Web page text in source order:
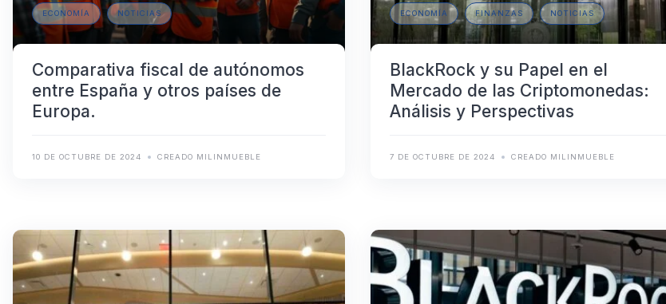
ECONOMÍA NOTICIAS
Comparativa fiscal de autónomos
entre España y otros países de
Europa.
10 DE OCTUBRE DE 2024 CREADO MILINMUEBLE
ECONOMÍA FINANZAS NOTICIAS
BlackRock y su Papel en el
Mercado de las Criptomonedas:
Análisis y Perspectivas
7 DE OCTUBRE DE 2024 CREADO MILINMUEBLE